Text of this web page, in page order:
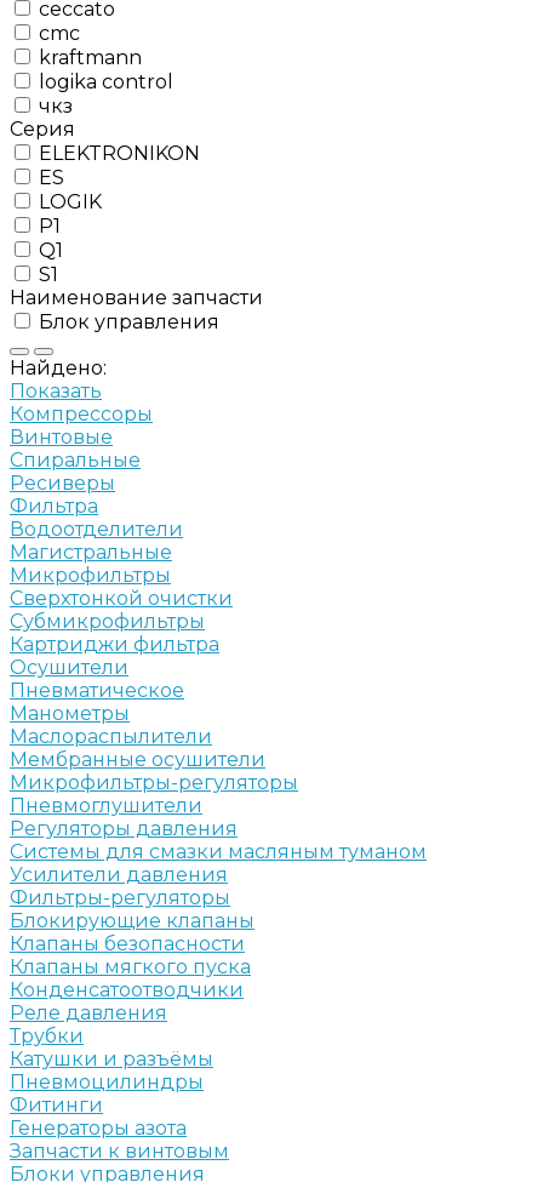
ceccato
cmc
kraftmann
logika control
чкз
Серия
ELEKTRONIKON
ES
LOGIK
P1
Q1
S1
Наименование запчасти
Блок управления
Найдено:
Показать
Компрессоры
Винтовые
Спиральные
Ресиверы
Фильтра
Водоотделители
Магистральные
Микрофильтры
Сверхтонкой очистки
Субмикрофильтры
Картриджи фильтра
Осушители
Пневматическое
Манометры
Маслораспылители
Мембранные осушители
Микрофильтры-регуляторы
Пневмоглушители
Регуляторы давления
Системы для смазки масляным туманом
Усилители давления
Фильтры-регуляторы
Блокирующие клапаны
Клапаны безопасности
Клапаны мягкого пуска
Конденсатоотводчики
Реле давления
Трубки
Катушки и разъёмы
Пневмоцилиндры
Фитинги
Генераторы азота
Запчасти к винтовым
Блоки управления